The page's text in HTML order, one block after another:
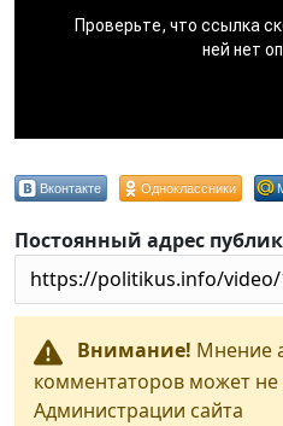
Вконтакте Одноклассники
Постоянный адрес
Внимание! Мнение
комментаторов может
Администрации сайта